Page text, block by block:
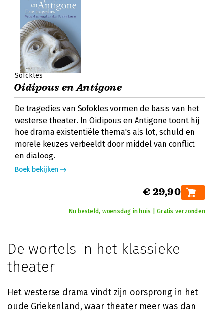
Sofokles
Oidipous en Antigone
De tragedies van Sofokles vormen de basis van het
westerse theater. In Oidipous en Antigone toont hij
hoe drama existentiële thema's als lot, schuld en
morele keuzes verbeeldt door middel van conflict
en dialoog.
Boek bekijken
€ 29,90
Nu besteld, woensdag in huis | Gratis verzonden
De wortels in het klassieke
theater
Het westerse drama vindt zijn oorsprong in het
oude Griekenland, waar theater meer was dan